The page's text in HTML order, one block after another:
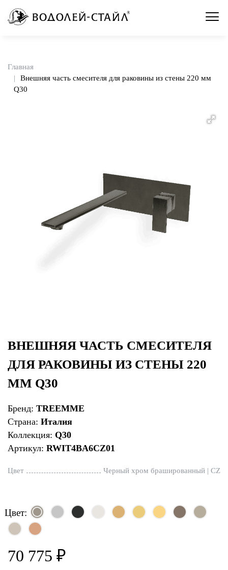
Главная
Внешняя часть смесителя для раковины из стены 220 мм
Q30
ВНЕШНЯЯ ЧАСТЬ СМЕСИТЕЛЯ
ДЛЯ РАКОВИНЫ ИЗ СТЕНЫ 220
ММ Q30
Бренд: TREEMME
Страна: Италия
Коллекция: Q30
Артикул: RWIT4BA6CZ01
Цвет Черный хром брашированный | CZ
Цвет:
70 775 ₽